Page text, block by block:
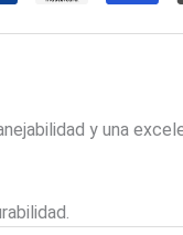
y una